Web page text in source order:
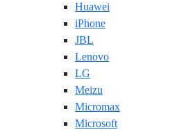
Huawei
iPhone
JBL
Lenovo
LG
Meizu
Micromax
Microsoft